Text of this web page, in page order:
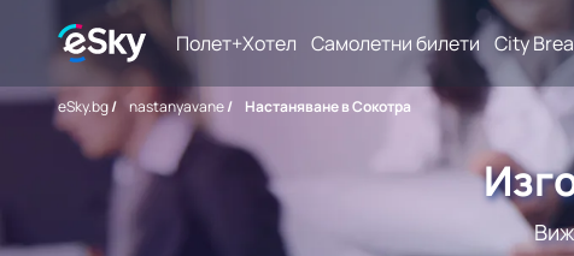
Полет+Хотел Самолетни билети City
eSky.bg/ nastanyavane/ Настаняване в Сокотра